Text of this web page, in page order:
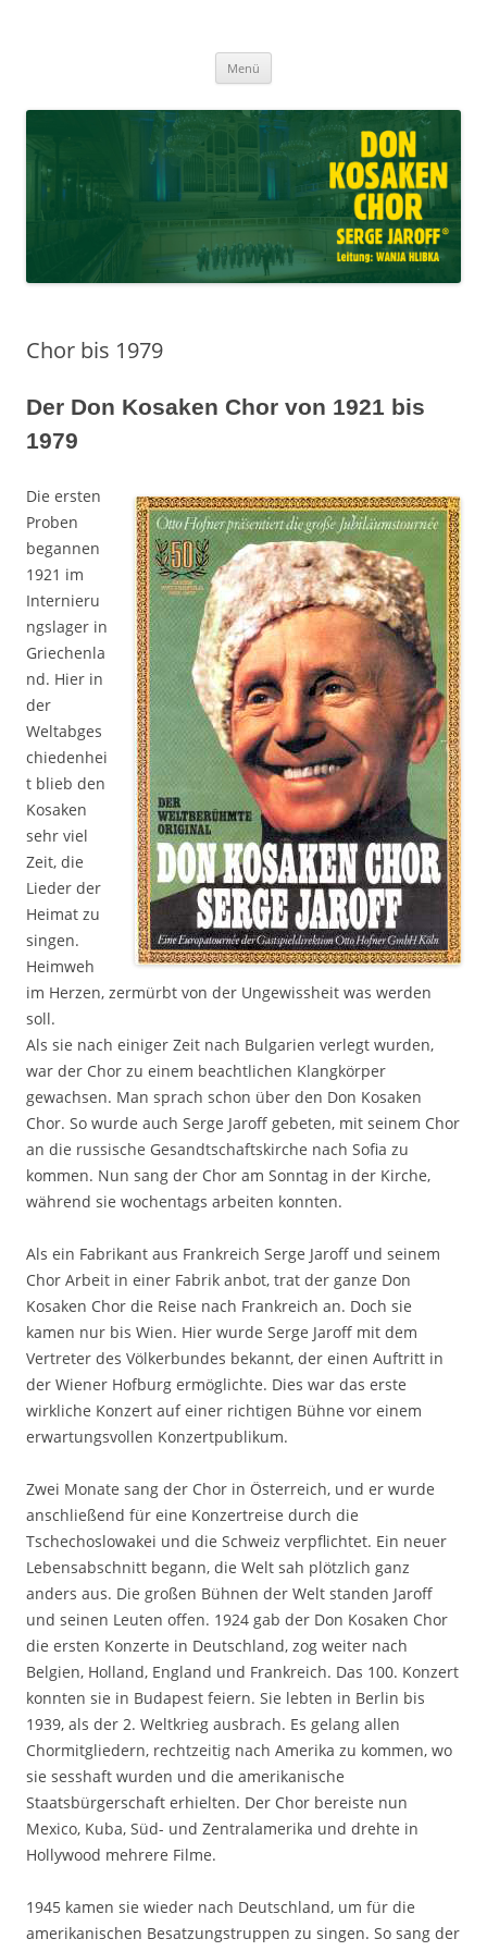
Leitung: Wanja Hlibka
Menü
Chor bis 1979
Der Don Kosaken Chor von 1921 bis
1979
Die ersten
Proben
begannen
1921 im
Internieru
ngslager in
Griechenla
nd. Hier in
der
Weltabges
chiedenhei
t blieb den
Kosaken
sehr viel
Zeit, die
Lieder der
Heimat zu
singen.
Heimweh
im Herzen, zermürbt von der Ungewissheit was werden
soll.
Als sie nach einiger Zeit nach Bulgarien verlegt wurden,
war der Chor zu einem beachtlichen Klangkörper
gewachsen. Man sprach schon über den Don Kosaken
Chor. So wurde auch Serge Jaroff gebeten, mit seinem Chor
an die russische Gesandtschaftskirche nach Sofia zu
kommen. Nun sang der Chor am Sonntag in der Kirche,
während sie wochentags arbeiten konnten.
Als ein Fabrikant aus Frankreich Serge Jaroff und seinem
Chor Arbeit in einer Fabrik anbot, trat der ganze Don
Kosaken Chor die Reise nach Frankreich an. Doch sie
kamen nur bis Wien. Hier wurde Serge Jaroff mit dem
Vertreter des Völkerbundes bekannt, der einen Auftritt in
der Wiener Hofburg ermöglichte. Dies war das erste
wirkliche Konzert auf einer richtigen Bühne vor einem
erwartungsvollen Konzertpublikum.
Zwei Monate sang der Chor in Österreich, und er wurde
anschließend für eine Konzertreise durch die
Tschechoslowakei und die Schweiz verpflichtet. Ein neuer
Lebensabschnitt begann, die Welt sah plötzlich ganz
anders aus. Die großen Bühnen der Welt standen Jaroff
und seinen Leuten offen. 1924 gab der Don Kosaken Chor
die ersten Konzerte in Deutschland, zog weiter nach
Belgien, Holland, England und Frankreich. Das 100. Konzert
konnten sie in Budapest feiern. Sie lebten in Berlin bis
1939, als der 2. Weltkrieg ausbrach. Es gelang allen
Chormitgliedern, rechtzeitig nach Amerika zu kommen, wo
sie sesshaft wurden und die amerikanische
Staatsbürgerschaft erhielten. Der Chor bereiste nun
Mexico, Kuba, Süd- und Zentralamerika und drehte in
Hollywood mehrere Filme.
1945 kamen sie wieder nach Deutschland, um für die
amerikanischen Besatzungstruppen zu singen. So sang der